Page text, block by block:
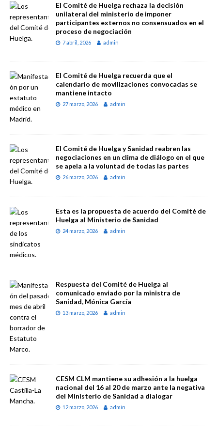
El Comité de Huelga rechaza la decisión
unilateral del ministerio de imponer
participantes externos no consensuados en el
proceso de negociación
7 abril, 2026 admin
El Comité de Huelga recuerda que el
calendario de movilizaciones convocadas se
mantiene intacto
27 marzo, 2026 admin
El Comité de Huelga y Sanidad reabren las
negociaciones en un clima de diálogo en el que
se apela a la voluntad de todas las partes
26 marzo, 2026 admin
Esta es la propuesta de acuerdo del Comité de
Huelga al Ministerio de Sanidad
24 marzo, 2026 admin
Respuesta del Comité de Huelga al
comunicado enviado por la ministra de
Sanidad, Mónica García
13 marzo, 2026 admin
CESM CLM mantiene su adhesión a la huelga
nacional del 16 al 20 de marzo ante la negativa
del Ministerio de Sanidad a dialogar
12 marzo, 2026 admin